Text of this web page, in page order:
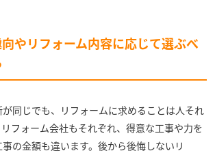
やリフォーム内容に応じて選ぶべ
同じでも、リフォームに求めることは人それ
フォーム会社もそれぞれ、得意な工事や力を
の金額も違います。後から後悔しないリ